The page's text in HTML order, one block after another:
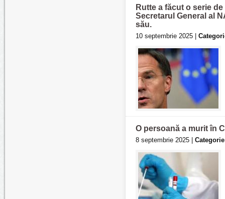
Rutte a făcut o serie
Secretarul General al
său.
10 septembrie 2025 |
O persoană a murit în
8 septembrie 2025 |